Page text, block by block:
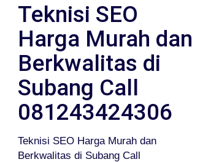
Teknisi SEO
Harga Murah dan
Berkwalitas di
Subang Call
081243424306
Teknisi SEO Harga Murah dan
Berkwalitas di Subang Call